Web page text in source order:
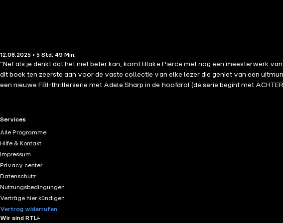
12.08.2025 • 5 Std. 49 Min.
"Net als je denkt dat het niet beter kan, komt Blake Pierce met nog een meesterwerk
dit boek ten zeerste aan voor de vaste collectie van elke lezer die geniet van een
een nieuwe FBI-thrillerserie met Adele Sharp in de hoofdrol (de serie begint met
wordt opgeroepen om in de duistere geest van deze grensoverschrijdende
internationale intriges en adembenemende spanning die je tot in de late uurtjes aan
RTL+ useful links.
Services
Alle Programme
Hilfe & Kontakt
Impressum
Privacy center
Datenschutz
Nutzungsbedingungen
Verträge hier kündigen
Vertrag widerrufen
Wir sind RTL+